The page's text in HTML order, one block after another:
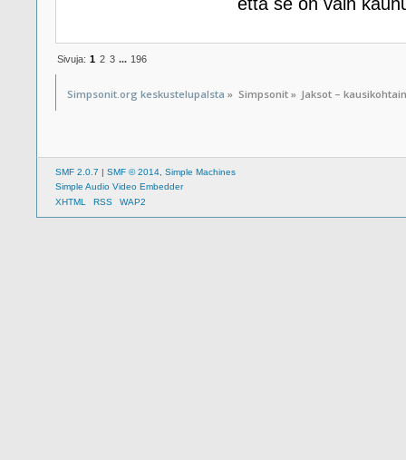
Sivuja: 1 2 3 ... 196
Simpsonit.org keskustelupalsta » Simpsonit» Jaksot –
SMF 2.0.7 | SMF © 2014 Simple Machines
Simple Audio Video Embedder
XHTML
RSS WAP2